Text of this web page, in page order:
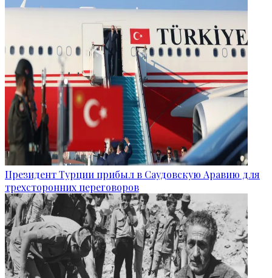
Президент Турции прибыл в Саудовскую Аравию для
трехсторонних переговоров